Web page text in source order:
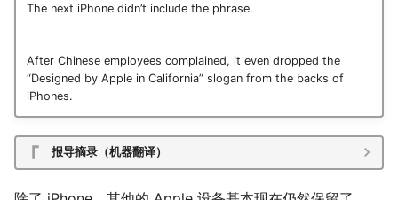
The next iPhone didn’t include the phrase.
After Chinese employees complained, it even dropped the
“Designed by Apple in California” slogan from the backs of
iPhones.
报导摘录（机器翻译）